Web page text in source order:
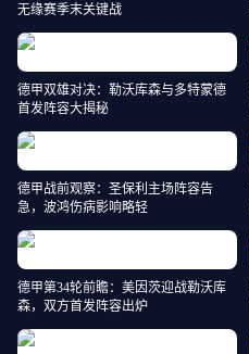
无缘赛季末关键战
德甲双雄对决：勒沃库森与多特蒙德
首发阵容大揭秘
德甲战前观察：圣保利主场阵容告
急，波鸿伤病影响略轻
德甲第34轮前瞻：美因茨迎战勒沃库
森，双方首发阵容出炉